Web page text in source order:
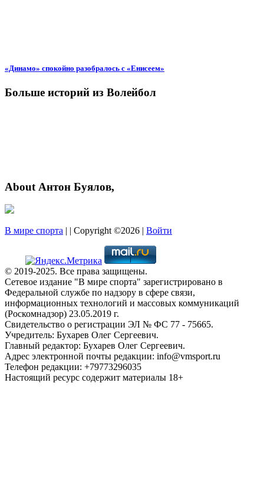
«Динамо» спокойно разобралось с «Енисеем»
Больше историй из Волейбол
About Антон Буялов,
В мире спорта | | Copyright ©2026 | Войти
© 2019-2025. Все права защищены.
Сетевое издание "В мире спорта" зарегистрировано в
Федеральной службе по надзору в сфере связи,
информационных технологий и массовых коммуникаций
(Роскомнадзор) 23.05.2019 г.
Свидетельство о регистрации ЭЛ № ФС 77 - 75665.
Учредитель: Бухарев Олег Сергеевич.
Главный редактор: Бухарев Олег Сергеевич.
Адрес электронной почты редакции: info@vmsport.ru
Телефон редакции: +79773296035
Настоящий ресурс содержит материалы 18+